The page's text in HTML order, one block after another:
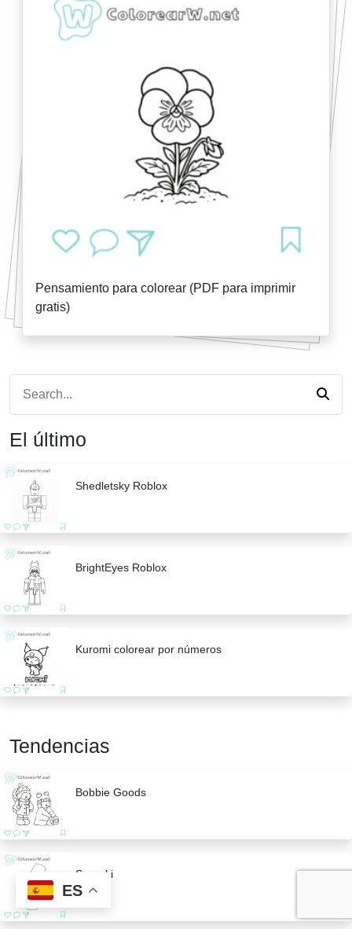
Pensamiento para colorear (PDF para imprimir
gratis)
El último
Shedletsky Roblox
BrightEyes Roblox
Kuromi colorear por números
Tendencias
Bobbie Goods
Sprunki
ES